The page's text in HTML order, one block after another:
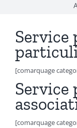
Service
[comarquage
Service
[comarquage